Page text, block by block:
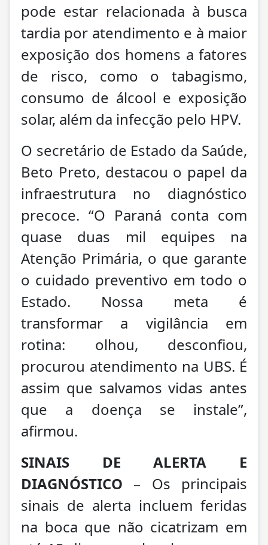
pode estar relacionada à busca
tardia por atendimento e à maior
exposição dos homens a fatores
de risco, como o tabagismo,
consumo de álcool e exposição
solar, além da infecção pelo HPV.
O secretário de Estado da Saúde,
Beto Preto, destacou o papel da
infraestrutura no diagnóstico
precoce. “O Paraná conta com
quase duas mil equipes na
Atenção Primária, o que garante
o cuidado preventivo em todo o
Estado. Nossa meta é
transformar a vigilância em
rotina: olhou, desconfiou,
procurou atendimento na UBS. É
assim que salvamos vidas antes
que a doença se instale”,
afirmou.
SINAIS DE ALERTA E
DIAGNÓSTICO – Os principais
sinais de alerta incluem feridas
na boca que não cicatrizam em